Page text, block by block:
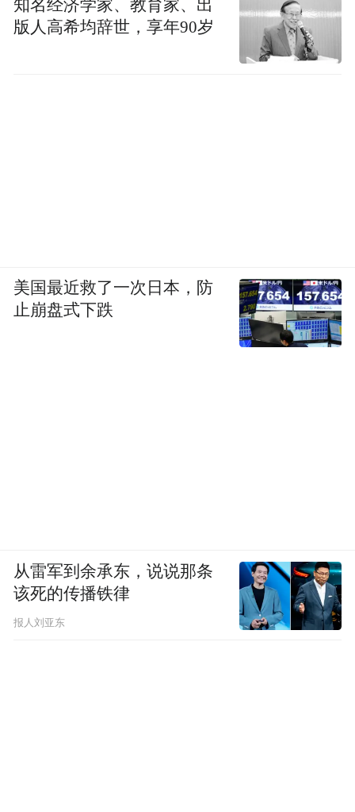
知名经济学家、教育家、出
版人高希均辞世，享年90岁
美国最近救了一次日本，防
止崩盘式下跌
从雷军到余承东，说说那条
该死的传播铁律
报人刘亚东